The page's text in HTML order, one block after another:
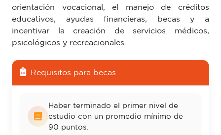
orientación vocacional, el manejo de créditos
educativos, ayudas financieras, becas y a
incentivar la creación de servicios médicos,
psicológicos y recreacionales.
Requisitos para becas
Haber terminado el primer nivel de
estudio con un promedio mínimo de
90 puntos.